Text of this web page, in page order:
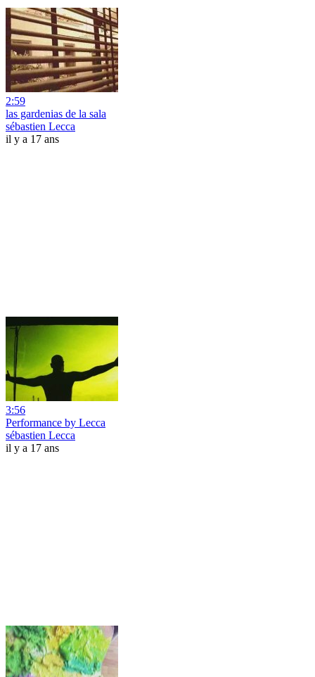
2:59
las gardenias de la sala
sébastien Lecca
il y a 17 ans
3:56
Performance by Lecca
sébastien Lecca
il y a 17 ans